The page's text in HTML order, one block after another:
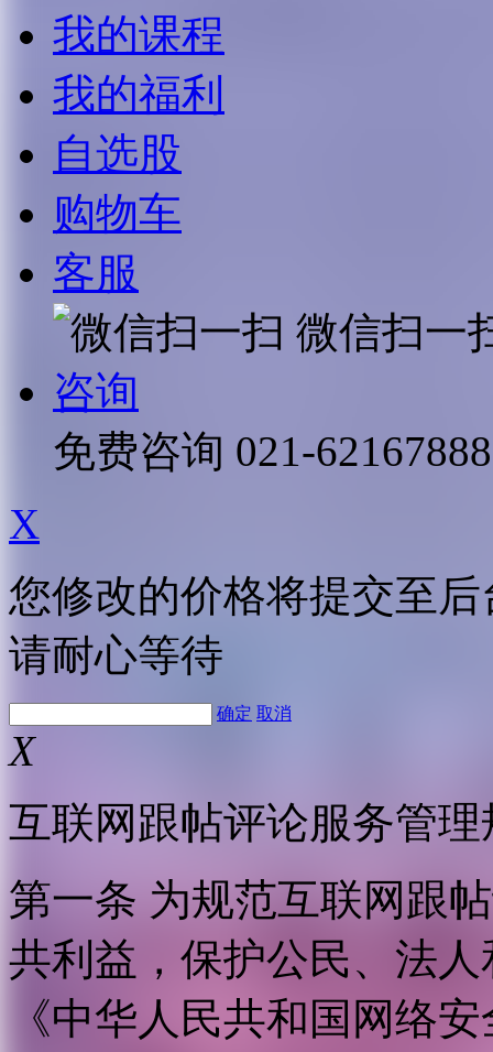
我的课程
我的福利
自选股
购物车
客服
微信扫一
咨询
免费咨询 021-62167888
X
您修改的价格将提交至
请耐心等待
确定 取消
X
互联网跟帖评论服务管理
第一条 为规范互联网跟
共利益，保护公民、法
《中华人民共和国网络